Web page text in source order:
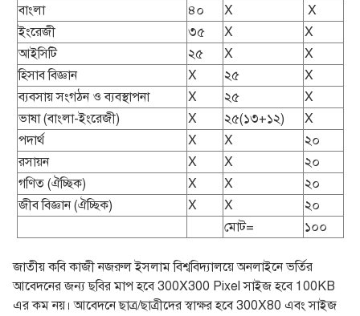
বাংলা
৪০ X
X
ইংরেজী
৩৫ X
X
আইসিটি
২৫ X
X
হিসাব বিজ্ঞান
X ২৫
X
ব্যবসায় সংগঠন ও ব্যবস্থাপনা
X ২৫
X
ভাষা (বাংলা-ইংরেজী)
X ২৫(১৩+১২)
X
পদার্থ
X X
২০
রসায়ন
X X
২০
গণিত (ঐচ্ছিক)
X X
২০
জীব বিজ্ঞান (ঐচ্ছিক)
X X
২০
মোট=
১০০
জাতীয় কবি কাজী নজরুল ইসলাম বিশ্ববিদ্যালয়ে অনলাইনে ভর্তির
আবেদনের জন্য ছবির মাপ হবে 300X300 Pixel সাইজ হবে 100KB
এর কম নয়। আবেদনে ছাত্র/ছাত্রীদের স্বাক্ষর হবে 300X80 এবং সাইজ